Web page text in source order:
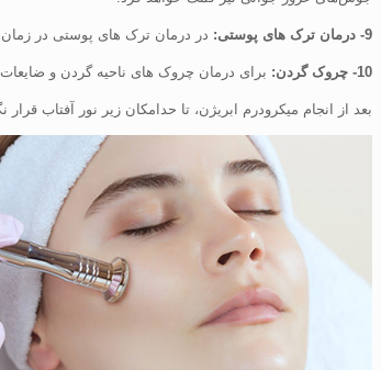
9- درمان ترک های پوستی: در درمان ترک های پوستی در زمان
10- چروک گردن: برای درمان چروک های ناحیه گردن و ضایعات
بعد از انجام میکرودرم ابریژن، تا حدامکان زیر نور آفتاب